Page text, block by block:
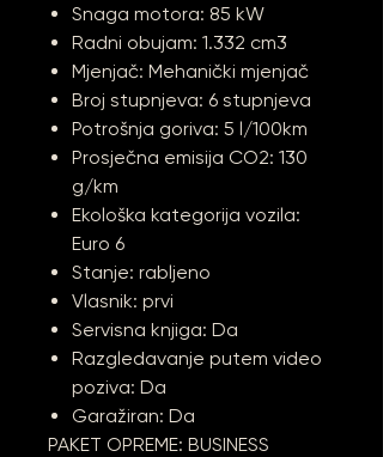
Snaga motora: 85 kW
Radni obujam: 1.332 cm3
Mjenjač: Mehanički mjenjač
Broj stupnjeva: 6 stupnjeva
Potrošnja goriva: 5 l/100km
Prosječna emisija CO2: 130
g/km
Ekološka kategorija vozila:
Euro 6
Stanje: rabljeno
Vlasnik: prvi
Servisna knjiga: Da
Razgledavanje putem video
poziva: Da
Garažiran: Da
PAKET OPREME: BUSINESS